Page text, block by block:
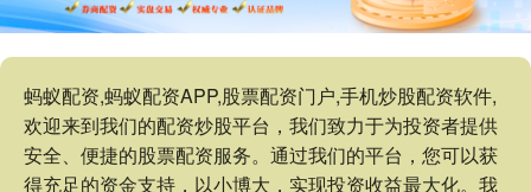
蚂蚁配资,蚂蚁配资APP,股票配资门户,手机炒股配资软件,
欢迎来到我们的配资炒股平台，我们致力于为投资者提供
安全、便捷的股票配资服务。通过我们的平台，您可以获
得充足的资金支持，以小博大，实现投资收益最大化。我